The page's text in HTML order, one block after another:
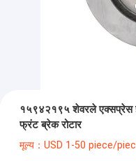
१५९४२१९५ शेवरले
फ्रंट ब्रेक रोटार
मूल्य：USD 1-50 piece/